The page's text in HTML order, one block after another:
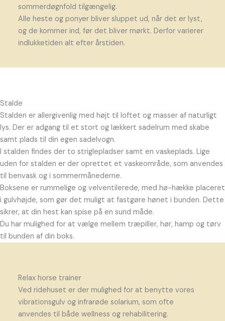
sommerdøgnfold tilgængelig.
Alle heste og ponyer bliver sluppet ud, når det er lyst,
og de kommer ind, før det bliver mørkt. Derfor varierer
indlukketiden alt efter årstiden.
Stalde
Stalden er allergivenlig med højt til loftet og masser af naturligt
lys. Der er adgang til et stort og lækkert sadelrum med skabe
samt plads til din egen sadelvogn.
I stalden findes der to striglepladser samt en vaskeplads. Lige
uden for stalden er der oprettet et vaskeområde, som anvendes
til benvask og i sommermånederne.
Boksene er rummelige og velventilerede, med hø-hække placeret
i gulvhøjde, som gør det muligt at fastgøre hønet i bunden. Dette
sikrer, at din hest kan spise på en sund måde.
Du har mulighed for at vælge mellem træpiller, hør, hamp og tørv
til bunden af din boks.
Relax horse trainer
Ved ridehuset er der mulighed for at benytte vores
vibrationsgulv og infrarøde solarium, som ofte
anvendes til både wellness og rehabilitering.